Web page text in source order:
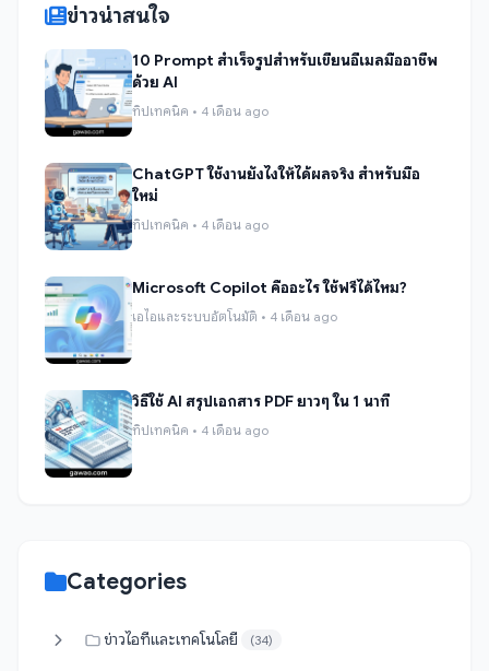
ข่าวน่าสนใจ
10 Prompt สำเร็จรูปสำหรับเขียนอีเมลมืออาชีพ
ด้วย AI
ทิปเทคนิค • 4 เดือน ago
ChatGPT ใช้งานยังไงให้ได้ผลจริง สำหรับมือ
ใหม่
ทิปเทคนิค • 4 เดือน ago
Microsoft Copilot คืออะไร ใช้ฟรีได้ไหม?
เอไอและระบบอัตโนมัติ • 4 เดือน ago
วิธีใช้ AI สรุปเอกสาร PDF ยาวๆ ใน 1 นาที
ทิปเทคนิค • 4 เดือน ago
Categories
ข่าวไอทีและเทคโนโลยี (34)